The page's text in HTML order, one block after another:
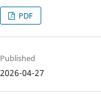
PDF
Published
2026-04-27